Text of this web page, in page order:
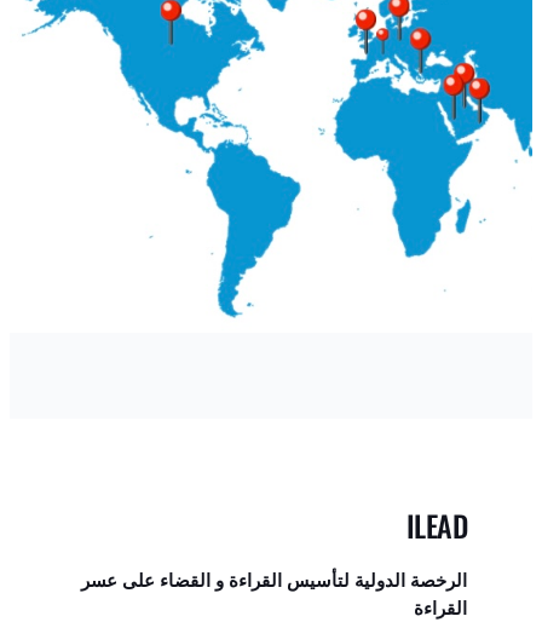
ILEAD
الرخصة الدولية لتأسيس القراءة و القضاء على عسر
القراءة